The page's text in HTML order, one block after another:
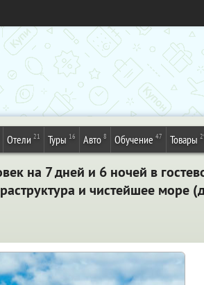
Отели 21 Туры 16 Авто 8 Обучение 47 Товары
на 7 дней и 6 ночей в
и чистейшее море